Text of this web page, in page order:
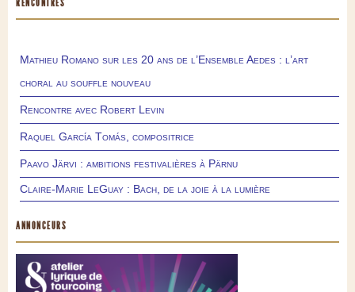
RENCONTRES
Mathieu Romano sur les 20 ans de l’Ensemble Aedes : l’art
choral au souffle nouveau
Rencontre avec Robert Levin
Raquel García Tomás, compositrice
Paavo Järvi : ambitions festivalières à Pärnu
Claire-Marie LeGuay : Bach, de la joie à la lumière
ANNONCEURS